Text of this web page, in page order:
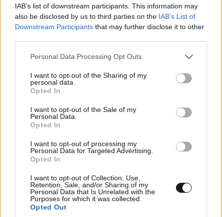
IAB’s list of downstream participants. This information may
also be disclosed by us to third parties on the IAB’s List of
Downstream Participants that may further disclose it to other
Please note that this website/app uses one or more Google
not limited to your visit or usage behaviour. You may click to
grant or deny consent to Google and its third-party tags to
use your data for below specified purposes in below Google
consent section.
Personal Data Processing Opt Outs
I want to opt-out of the Sharing of my
personal data.
Opted In
I want to opt-out of the Sale of my
Personal Data.
Opted In
I want to opt-out of processing my
Personal Data for Targeted Advertising.
Opted In
I want to opt-out of Collection, Use,
Retention, Sale, and/or Sharing of my
Personal Data that Is Unrelated with the
Purposes for which it was collected.
Opted Out
Τέλος εποχής για τα μνημόνια: Από το
φθινόπωρο σταματά και η ειδική ευρωπαϊκή
CrediaBank: «Άλμα» στα €53,6 εκατ. για τα